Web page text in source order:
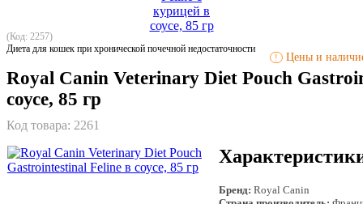
(Код: 2257)
Диета для кошек при хронической почечной недостаточности
! Цены и
Royal Canin Veterinary Diet Pouch
соусе, 85 гр
Код товара: 2261
Бренд: Royal Canin